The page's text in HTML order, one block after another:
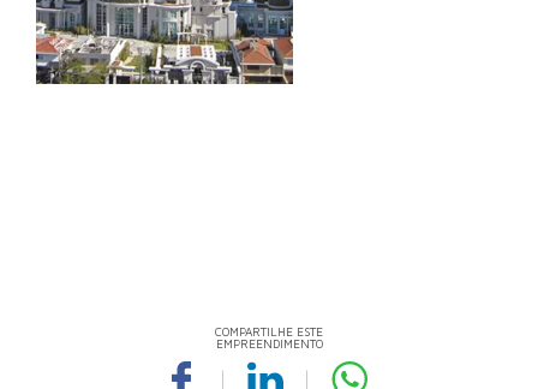
COMPARTILHE ESTE
EMPREENDIMENTO